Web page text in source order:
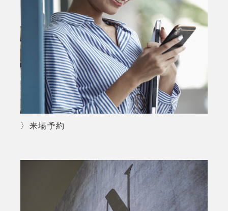
〉来場予約